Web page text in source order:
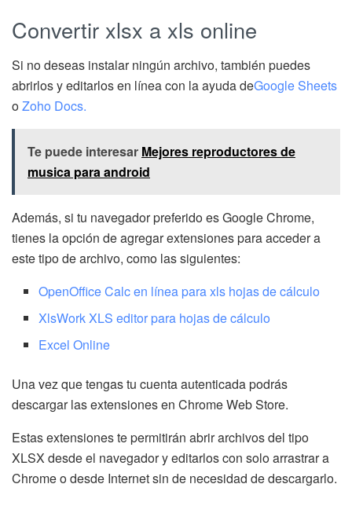
Convertir xlsx a xls online
Si no deseas instalar ningún archivo, también puedes
abrirlos y editarlos en línea con la ayuda deGoogle Sheets
oZoho Docs.
Te puede interesar Mejores reproductores de
musica para android
Además, si tu navegador preferido es Google Chrome,
tienes la opción de agregar extensiones para acceder a
este tipo de archivo, como las siguientes:
OpenOffice Calc en línea para xls hojas decálculo
XlsWorkXLS editor para hojasde cálculo
Excel Online
Una vez que tengas tu cuenta autenticada podrás
descargar las extensiones en Chrome Web Store.
Estas extensiones te permitirán abrir archivos del tipo
XLSX desde el navegador y editarlos con solo arrastrar a
Chrome o desde Internet sin de necesidad de descargarlo.